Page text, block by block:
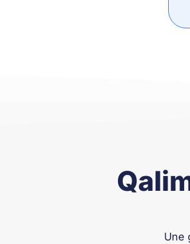
Une